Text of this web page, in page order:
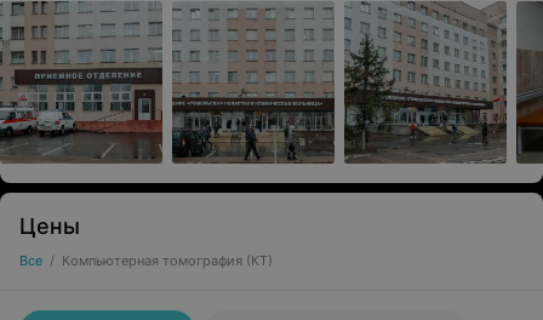
Цены
Все / Компьютерная томография (КТ)